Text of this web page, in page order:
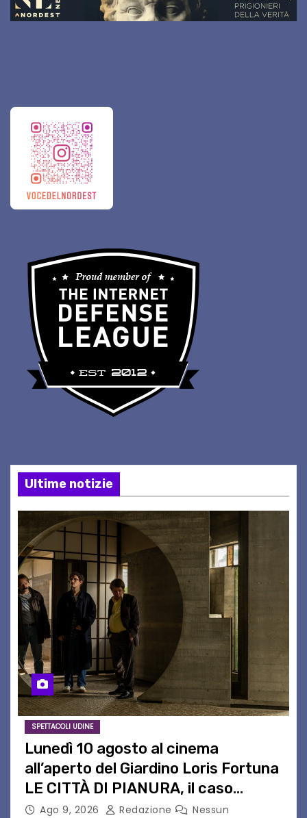
Ultime notizie
SPETTACOLI UDINE
Lunedì 10 agosto al cinema
all’aperto del Giardino Loris Fortuna
LE CITTÀ DI PIANURA, il caso
cinematografico dell’anno!
Ago 9, 2026 Redazione
Nessun